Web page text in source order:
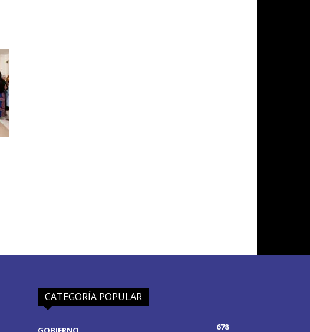
CATEGORÍA POPULAR
678